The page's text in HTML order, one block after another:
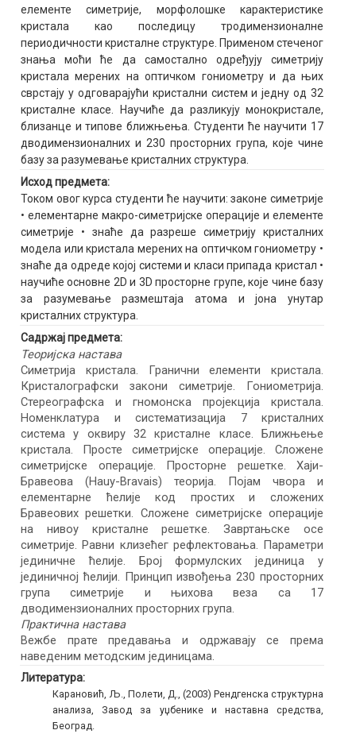
елементе симетрије, морфолошке карактеристике
кристала као последицу тродимензионалне
периодичности кристалне структуре. Применом стеченог
знања моћи ће да самостално одређују симетрију
кристала мерених на оптичком гониометру и да њих
сврстају у одговарајући кристални систем и једну од 32
кристалне класе. Научиће да разликују монокристале,
близанце и типове ближњења. Студенти ће научити 17
дводимензионалних и 230 просторних група, које чине
базу за разумевање кристалних структура.
Исход предмета:
Током овог курса студенти ће научити: законе симетрије
• елементарне макро-симетријске операције и елементе
симетрије • знаће да разреше симетрију кристалних
модела или кристала мерених на оптичком гониометру •
знаће да одреде којој системи и класи припада кристал •
научиће основне 2D и 3D просторне групе, које чине базу
за разумевање размештаја атома и јона унутар
кристалних структура.
Садржај предмета:
Теоријска настава
Симетрија кристала. Гранични елементи кристала.
Кристалографски закони симетрије. Гониометрија.
Стереографска и гномонска пројекција кристала.
Номенклатура и систематизација 7 кристалних
система у оквиру 32 кристалне класе. Ближњење
кристала. Просте симетријске операције. Сложене
симетријске операције. Просторне решетке. Хаји-
Бравеова (Hаuy-Bravais) теорија. Појам чвора и
елементарне ћелије код простих и сложених
Бравеових решетки. Сложене симетријске операције
на нивоу кристалне решетке. Завртањске осе
симетрије. Равни клизећег рефлектовања. Параметри
јединичне ћелије. Број формулских јединица у
јединичној ћелији. Принцип извођења 230 просторних
група симетрије и њихова веза са 17
дводимензионалних просторних група.
Практична настава
Вежбе прате предавања и одржавају се према
наведеним методским јединицама.
Литература:
Карановић, Љ., Полети, Д., (2003) Рендгенска структурна
анализа, Завод за уџбенике и наставна средства,
Београд.